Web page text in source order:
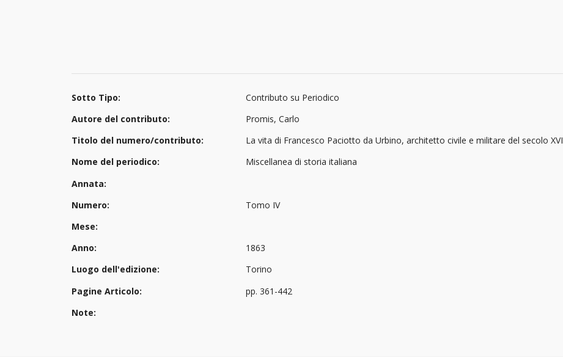
Sotto Tipo:
Contributo su Periodico
Autore del contributo:
Promis, Carlo
Titolo del numero/contributo:
La vita di Francesco Paciotto da Urbino, architetto civile e militare del secolo XVI
Nome del periodico:
Miscellanea di storia italiana
Annata:
Numero:
Tomo IV
Mese:
Anno:
1863
Luogo dell'edizione:
Torino
Pagine Articolo:
pp. 361-442
Note: